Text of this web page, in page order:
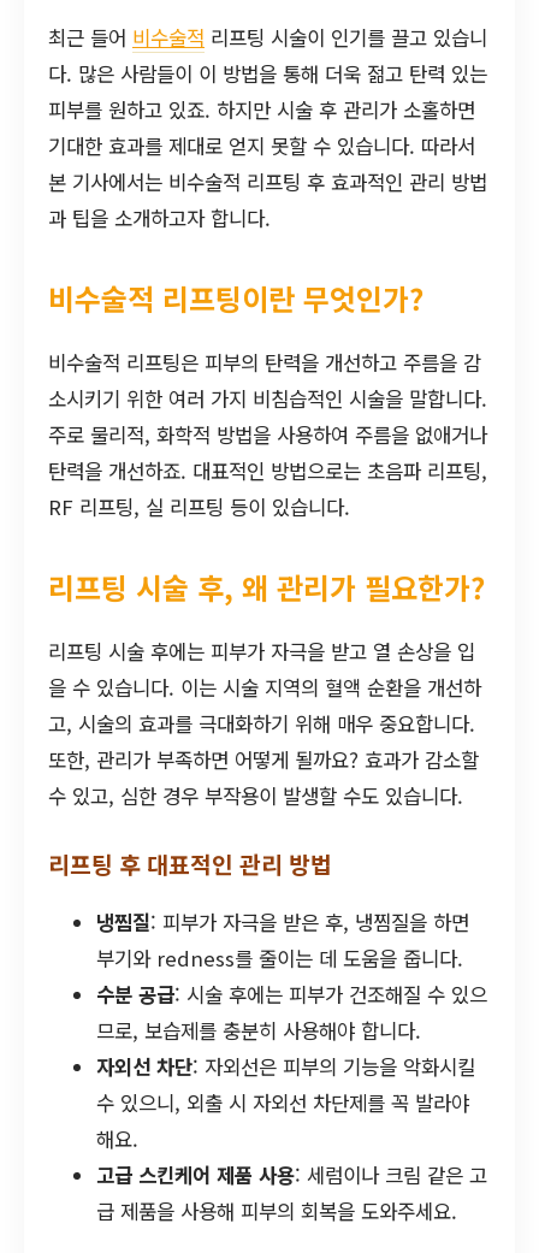
최근 들어 비수술적 리프팅 시술이 인기를 끌고 있습니
다. 많은 사람들이 이 방법을 통해 더욱 젊고 탄력 있는
피부를 원하고 있죠. 하지만 시술 후 관리가 소홀하면
기대한 효과를 제대로 얻지 못할 수 있습니다. 따라서
본 기사에서는 비수술적 리프팅 후 효과적인 관리 방법
과 팁을 소개하고자 합니다.
비수술적 리프팅이란 무엇인가?
비수술적 리프팅은 피부의 탄력을 개선하고 주름을 감
소시키기 위한 여러 가지 비침습적인 시술을 말합니다.
주로 물리적, 화학적 방법을 사용하여 주름을 없애거나
탄력을 개선하죠. 대표적인 방법으로는 초음파 리프팅,
RF 리프팅, 실 리프팅 등이 있습니다.
리프팅 시술 후, 왜 관리가 필요한가?
리프팅 시술 후에는 피부가 자극을 받고 열 손상을 입
을 수 있습니다. 이는 시술 지역의 혈액 순환을 개선하
고, 시술의 효과를 극대화하기 위해 매우 중요합니다.
또한, 관리가 부족하면 어떻게 될까요? 효과가 감소할
수 있고, 심한 경우 부작용이 발생할 수도 있습니다.
리프팅 후 대표적인 관리 방법
냉찜질: 피부가 자극을 받은 후, 냉찜질을 하면
부기와 redness를 줄이는 데 도움을 줍니다.
수분 공급: 시술 후에는 피부가 건조해질 수 있으
므로, 보습제를 충분히 사용해야 합니다.
자외선 차단: 자외선은 피부의 기능을 악화시킬
수 있으니, 외출 시 자외선 차단제를 꼭 발라야
해요.
고급 스킨케어 제품 사용: 세럼이나 크림 같은 고
급 제품을 사용해 피부의 회복을 도와주세요.